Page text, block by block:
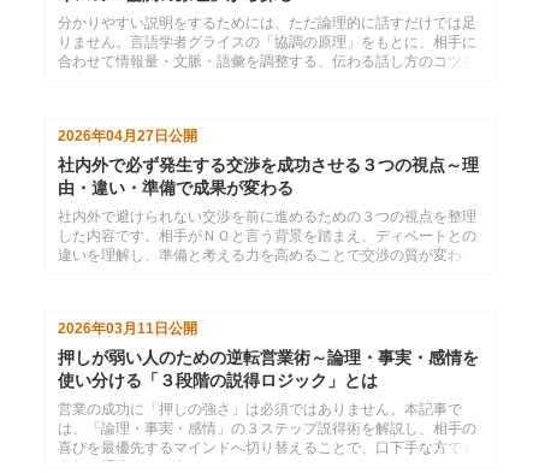
分かりやすい説明をするためには、ただ論理的に話すだけでは足
りません。言語学者グライスの「協調の原理」をもとに、相手に
合わせて情報量・文脈・語彙を調整する、伝わる話し方のコツを
2026年04月27日公開
社内外で必ず発生する交渉を成功させる３つの視点～理
由・違い・準備で成果が変わる
社内外で避けられない交渉を前に進めるための３つの視点を整理
した内容です。相手がＮＯと言う背景を踏まえ、ディベートとの
違いを理解し、準備と考える力を高めることで交渉の質が変わり
2026年03月11日 公開
押しが弱い人のための逆転営業術～論理・事実・感情を
使い分ける「３段階の説得ロジック」とは
営業の成功に「押しの強さ」は必須ではありません。本記事で
は、「論理・事実・感情」の３ステップ説得術を解説し、相手の
喜びを最優先するマインドへ切り替えることで、口下手な方でも